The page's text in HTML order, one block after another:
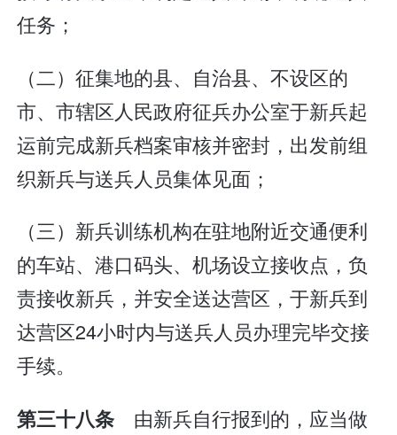
任务；
（二）征集地的县、自治县、不设区的
市、市辖区人民政府征兵办公室于新兵起
运前完成新兵档案审核并密封，出发前组
织新兵与送兵人员集体见面；
（三）新兵训练机构在驻地附近交通便利
的车站、港口码头、机场设立接收点，负
责接收新兵，并安全送达营区，于新兵到
达营区24小时内与送兵人员办理完毕交接
手续。
第三十八条 由新兵自行报到的，应当做